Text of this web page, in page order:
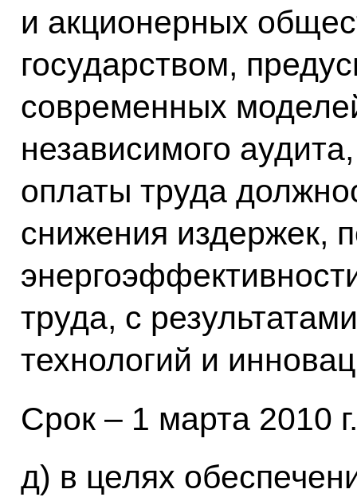
и акционерных
государством,
современных
независимого
оплаты труда
снижения издержек,
труда, с
технологий и
Срок – 1 марта 2010
д) в целях